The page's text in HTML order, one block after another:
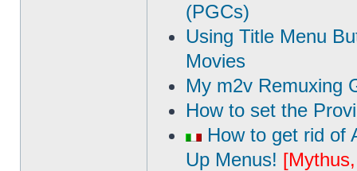
(PGCs)
Using Title Menu
Movies
My m2v Remuxing
How to set the
How to get rid of
Up Menus!